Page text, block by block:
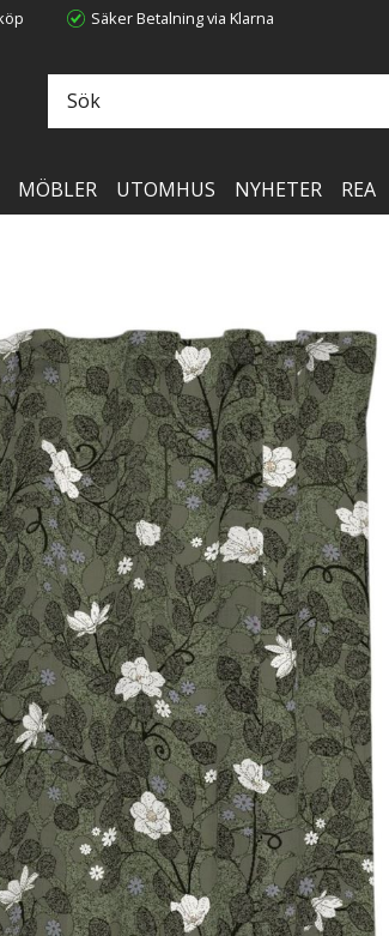
Säker Betalning via Klarna
MÖBLER UTOMHUS NYHETER REA